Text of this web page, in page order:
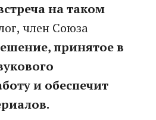
на таком
член Союза
принятое в
и обеспечит